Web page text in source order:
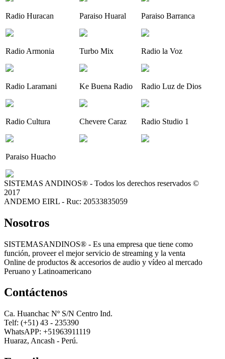
Radio Huracan Paraiso Huaral Paraiso Barranca
Radio Armonia Turbo Mix Radio la Voz
Radio Laramani Ke Buena Radio Radio Luz de Dios
Radio Cultura Chevere Caraz Radio Studio 1
Paraiso Huacho
SISTEMAS ANDINOS® - Todos los derechos reservados ©
2017
ANDEMO EIRL - Ruc: 20533835059
Nosotros
SISTEMASANDINOS® - Es una empresa que tiene como
función, proveer el mejor servicio de streaming y la venta
Online de productos & accesorios de audio y vídeo al mercado
Peruano y Latinoamericano
Contáctenos
Ca. Huanchac Nº S/N Centro Ind.
Telf: (+51) 43 - 235390
WhatsAPP: +51963911119
Huaraz, Ancash - Perú.